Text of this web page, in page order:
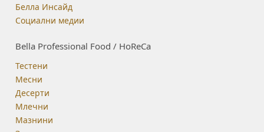
Белла Инсайд
Социални медии
Bella Professional Food / HoReCa
Тестени
Месни
Десерти
Млечни
Мазнини